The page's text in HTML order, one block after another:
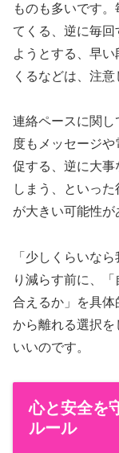
ものも多いです
てくる、逆に毎
ようとする、早
くるなどは、注意
連絡ペースに関
度もメッセージ
促する、逆に大事
しまう、といっ
が大きい可能性が
「少しくらいな
り減らす前に、
合えるか」を具
から離れる選択を
いいのです。
心と安全を
ルール